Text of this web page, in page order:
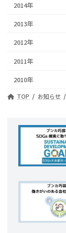
2014年
2013年
2012年
2011年
2010年
TOP お知らせ